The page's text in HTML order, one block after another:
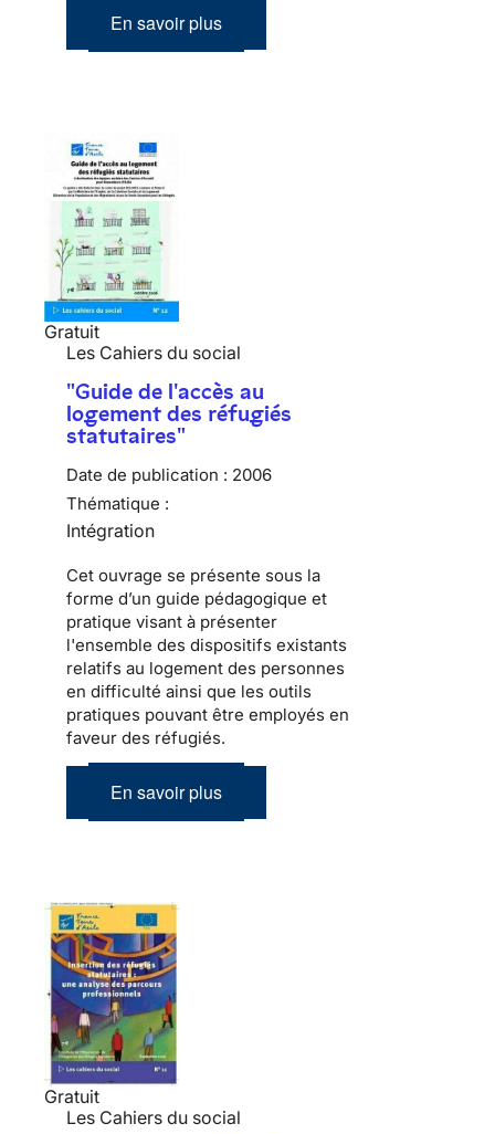
En savoir plus
Gratuit
Les Cahiers du social
"Guide de l'accès au
logement des réfugiés
statutaires"
Date de publication : 2006
Thématique :
Intégration
Cet ouvrage se présente sous la
forme d’un guide pédagogique et
pratique visant à présenter
l'ensemble des dispositifs existants
relatifs au logement des personnes
en difficulté ainsi que les outils
pratiques pouvant être employés en
faveur des réfugiés.
En savoir plus
Gratuit
Les Cahiers du social